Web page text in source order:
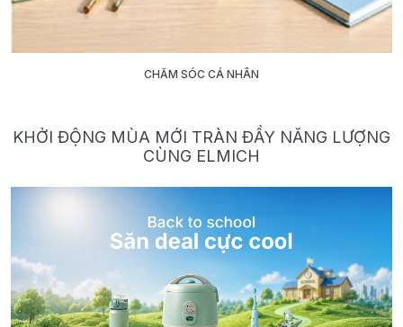
CHĂM SÓC CÁ NHÂN
KHỞI ĐỘNG MÙA MỚI TRÀN ĐẦY NĂNG LƯỢNG
CÙNG ELMICH